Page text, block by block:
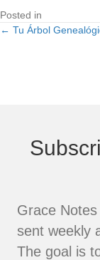
Posted in
Posts
← Tu Árbol
Grace
sent weekly
The goal is